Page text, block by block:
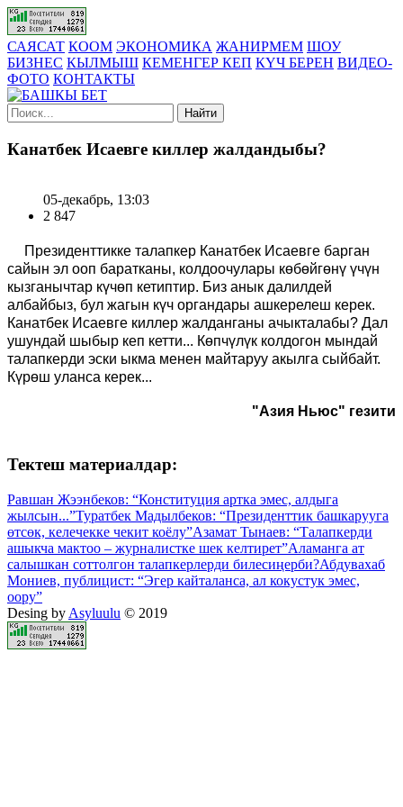
САЯСАТ КООМ ЭКОНОМИКА ЖАНИРМЕМ ШОУ
БИЗНЕС КЫЛМЫШ КЕМЕНГЕР КЕП КҮЧ БЕРЕН ВИДЕО-
ФОТО КОНТАКТЫ
Найти
Канатбек Исаевге киллер жалдандыбы?
05-декабрь, 13:03
2 847
Президенттикке талапкер Канатбек Исаевге барган
сайын эл ооп баратканы, колдоочулары көбөйгөнү үчүн
кызганычтар күчөп кетиптир. Биз анык далилдей
албайбыз, бул жагын күч органдары ашкерелеш керек.
Канатбек Исаевге киллер жалданганы ачыкталабы? Дал
ушундай шыбыр кеп кетти... Көпчүлүк колдогон мындай
талапкерди эски ыкма менен майтаруу акылга сыйбайт.
Күрөш уланса керек...
"Азия Ньюс" гезити
Тектеш материалдар:
Равшан Жээнбеков: “Конституция артка эмес, алдыга
жылсын...”Туратбек Мадылбеков: “Президенттик башкарууга
өтсөк, келечекке чекит коёлу”Азамат Тынаев: “Талапкерди
ашыкча мактоо – журналистке шек келтирет”Аламанга ат
салышкан соттолгон талапкерлерди билесиңерби?Абдувахаб
Мониев, публицист: “Эгер кайталанса, ал кокустук эмес,
оору”
Desing by Asyluulu © 2019